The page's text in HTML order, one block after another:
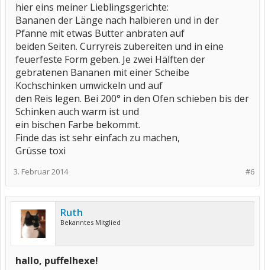
hier eins meiner Lieblingsgerichte:
Bananen der Länge nach halbieren und in der
Pfanne mit etwas Butter anbraten auf
beiden Seiten. Curryreis zubereiten und in eine
feuerfeste Form geben. Je zwei Hälften der
gebratenen Bananen mit einer Scheibe
Kochschinken umwickeln und auf
den Reis legen. Bei 200° in den Ofen schieben bis der
Schinken auch warm ist und
ein bischen Farbe bekommt.
Finde das ist sehr einfach zu machen,
Grüsse toxi
#6
3. Februar 2014
Ruth
Bekanntes Mitglied
hallo, puffelhexe!